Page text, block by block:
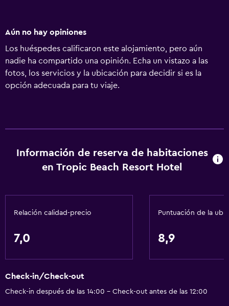
Aún no hay opiniones
Los huéspedes calificaron este alojamiento, pero aún
nadie ha compartido una opinión. Echa un vistazo a las
fotos, los servicios y la ubicación para decidir si es la
opción adecuada para tu viaje.
Información de reserva de habitaciones
en Tropic Beach Resort Hotel
Relación calidad-precio
7,0
Puntuación de la
8,9
Check-in/Check-out
Check-in después de las 14:00 - Check-out antes de las 12:00